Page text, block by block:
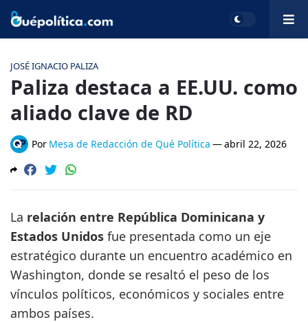
JOSÉ IGNACIO PALIZA
Paliza destaca a EE.UU. como
aliado clave de RD
Por Mesa de Redacción de Qué Política —abril 22, 2026
La relación entre República Dominicana y
Estados Unidos fue presentada como un eje
estratégico durante un encuentro académico en
Washington, donde se resaltó el peso de los
vínculos políticos, económicos y sociales entre
ambos países.